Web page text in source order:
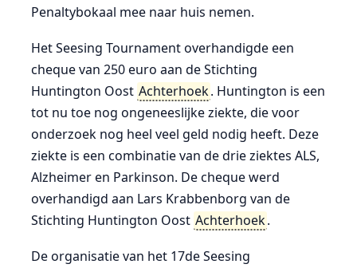
Penaltybokaal mee naar huis nemen.
Het Seesing Tournament overhandigde een
cheque van 250 euro aan de Stichting
Huntington Oost Achterhoek. Huntington is een
tot nu toe nog ongeneeslijke ziekte, die voor
onderzoek nog heel veel geld nodig heeft. Deze
ziekte is een combinatie van de drie ziektes ALS,
Alzheimer en Parkinson. De cheque werd
overhandigd aan Lars Krabbenborg van de
Stichting Huntington Oost Achterhoek.
De organisatie van het 17de Seesing